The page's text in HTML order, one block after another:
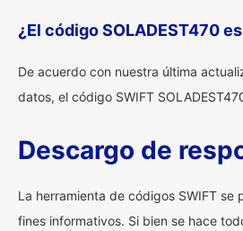
¿El código SOLADEST470
De acuerdo con nuestra última
datos, el código SWIFT
Descargo de
La herramienta de códigos SWIFT se
fines informativos. Si bien se hace